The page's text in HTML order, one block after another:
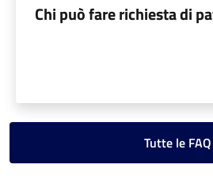
Chi può fare richiesta di
Tutte le FAQ